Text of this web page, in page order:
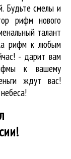
Будьте смелы и
рифм нового
талант
рифмк любым
- дарит вам
к вашему
ждут вас!